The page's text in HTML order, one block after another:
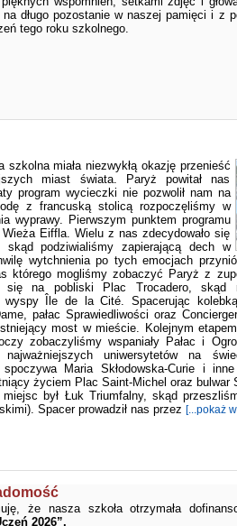
długo pozostanie w naszej pamięci i z
tego roku szkolnego.
miała niezwykłą okazję przenieść
miast świata. Paryż powitał nas
program wycieczki nie pozwolił nam na
z francuską stolicą rozpoczęliśmy w
wyprawy. Pierwszym punktem programu
Eiffla. Wielu z nas zdecydowało się
podziwialiśmy zapierającą dech w
wytchnienia po tych emocjach
którego mogliśmy zobaczyć Paryż z
się na pobliski Plac Trocadero, skąd
wyspy Île de la Cité. Spacerując
pałac Sprawiedliwości oraz
most w mieście. Kolejnym
zobaczyliśmy wspaniały Pałac i
uniwersytetów na
Maria Skłodowska-Curie i
życiem Plac Saint-Michel oraz bulwar
był Łuk Triumfalny, skąd
Spacer prowadził nas przez [...pokaż
że nasza szkoła otrzymała
2026”.